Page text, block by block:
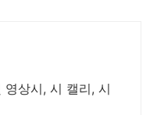
상시, 시 캘리, 시